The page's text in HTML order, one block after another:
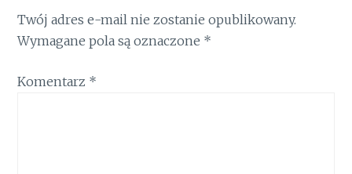
Twój adres e-mail nie zostanie opublikowany.
Wymagane pola są oznaczone *
Komentarz *